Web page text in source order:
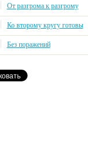
От разгрома к разгрому
Ко второму кругу готовы
Без поражений